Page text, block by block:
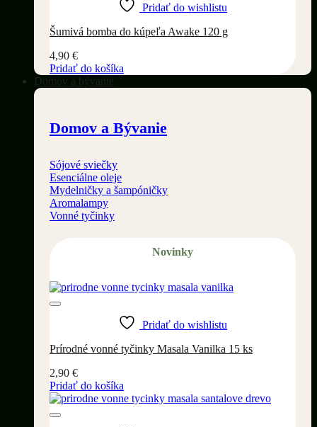
Pridať do wishlistu
Šumivá bomba do kúpeľa Awake 120 g
4,90 €
Pridať do košíka
Domov a bývanie
Domov a Bývanie
Sójové sviečky
Esenciálne oleje
Mydelničky a šampóničky
Aromalampy
Vonné tyčinky
Novinky
Pridať do wishlistu
Prírodné vonné tyčinky Masala Vanilka 15 ks
2,90 €
Pridať do košíka